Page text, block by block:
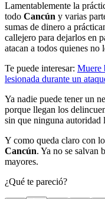
Lamentablemente la
todo Cancún y varias
sumas de dinero a
callejero para dejarlos en
atacan a todos quienes no
Te puede interesar: Muere
lesionada durante un
Ya nadie puede tener un
porque llegan los
sin que ninguna autoridad
Y como queda claro con
Cancún. Ya no se salvan
mayores.
¿Qué te pareció?